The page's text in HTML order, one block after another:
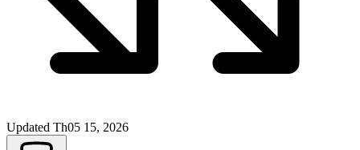
Updated Th05 15, 2026